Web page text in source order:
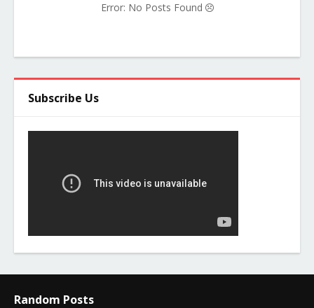
Error: No Posts Found
Subscribe Us
Random Posts